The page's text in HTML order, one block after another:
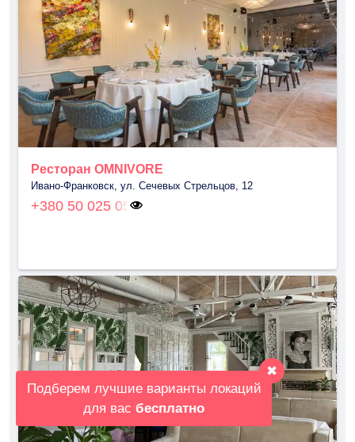
Ресторан OMNIVORE
Ивано-Франковск, ул. Сечевых Стрельцов, 12
+380 50 025 05
Подберем лучшие варианты локаций
для вас бесплатно
✖